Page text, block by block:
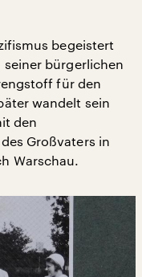
begeistert
bürgerlichen
für den
wandelt sein
den
Großvaters in
Warschau.